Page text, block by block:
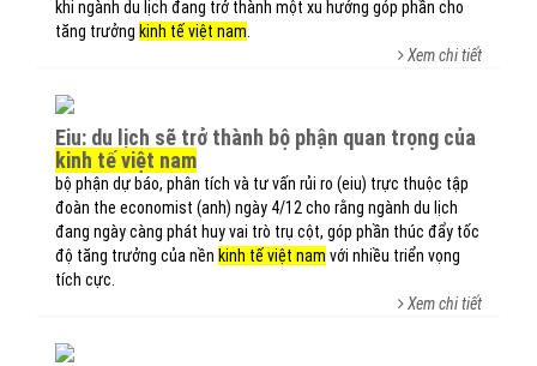
khi ngành du lịch đang trở thành một xu hướng góp phần cho
tăng trưởng kinh tế việt nam
Xem chi tiết
eiu: du lịch sẽ trở thành bộ phận quan trọng của
kinh tế việt nam
bộ phận dự báo, phân tích và tư vấn rủi ro (eiu) trực thuộc tập
đoàn the economist (anh) ngày 4/12 cho rằng ngành du lịch
đang ngày càng phát huy vai trò trụ cột, góp phần thúc đẩy tốc
độ tăng trưởng của nền kinh tế việt nam với nhiều triển vọng
tích cực.
Xem chi tiết